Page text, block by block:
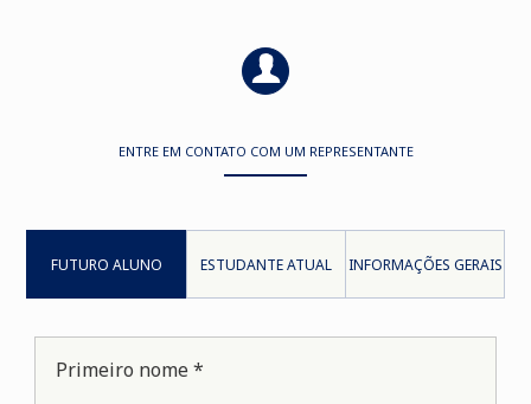
ENTRE EM CONTATO COM UM REPRESENTANTE
FUTURO ALUNO ESTUDANTE ATUAL INFORMAÇÕES GERAIS
Primeiro nome *